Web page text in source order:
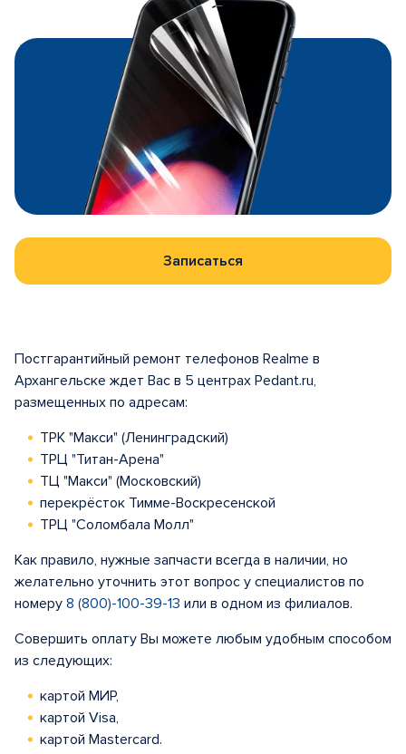
Записаться
Постгарантийный ремонт телефонов Realme в
Архангельске ждет Вас в 5 центрах Pedant.ru,
размещенных по адресам:
ТРК "Макси" (Ленинградский)
ТРЦ "Титан-Арена"
ТЦ "Макси" (Московский)
перекрёсток Тимме-Воскресенской
ТРЦ "Соломбала Молл"
Как правило, нужные запчасти всегда в наличии, но
желательно уточнить этот вопрос у специалистов по
номеру 8 (800)-100-39-13 или в одном из филиалов.
Совершить оплату Вы можете любым удобным способом
из следующих:
картой МИР,
картой Visa,
картой Mastercard.